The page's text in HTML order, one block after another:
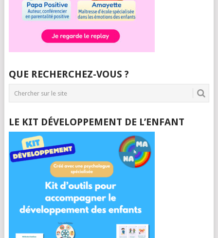
QUE RECHERCHEZ-VOUS ?
LE KIT DÉVELOPPEMENT DE L’ENFANT